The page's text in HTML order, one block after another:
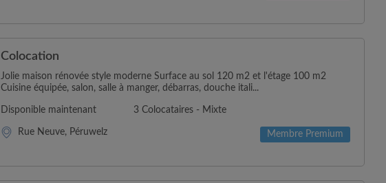
Colocation
Jolie maison rénovée style moderne Surface au sol 120 m2 et l'étage 100 m2
Cuisine équipée, salon, salle à manger, débarras, douche itali...
Disponible maintenant 3 Colocataires - Mixte
Rue Neuve, Péruwelz Membre Premium